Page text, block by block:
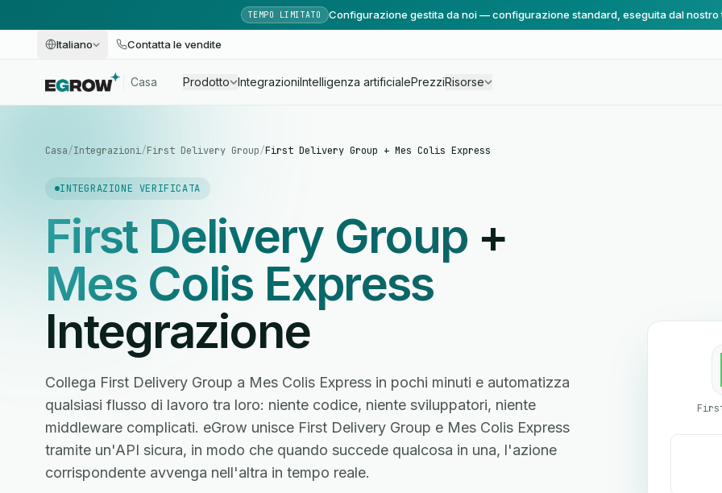
TEMPO LIMITATO Configurazione gestita da noi — configurazione standard, eseguita dal nostro
Italiano Contatta le vendite
Casa Prodotto IntegrazioniIntelligenza artificialePrezziRisorse
Casa/Integrazioni/First Delivery Group/First Delivery Group + Mes Colis Express
INTEGRAZIONE VERIFICATA
First Delivery Group +
Mes Colis Express
Integrazione
Collega First Delivery Group a Mes Colis Express in pochi minuti e automatizza
qualsiasi flusso di lavoro tra loro: niente codice, niente sviluppatori, niente
middleware complicati. eGrow unisce First Delivery Group e Mes Colis Express
tramite un'API sicura, in modo che quando succede qualcosa in una, l'azione
corrispondente avvenga nell'altra in tempo reale.